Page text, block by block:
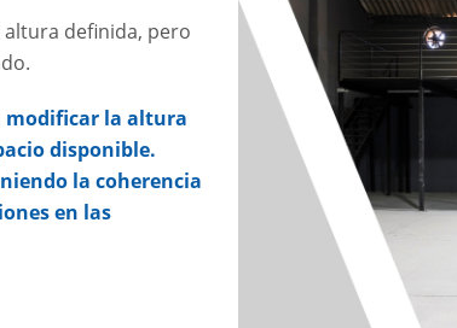
definida, pero
modificar la altura
disponible.
la coherencia
en las